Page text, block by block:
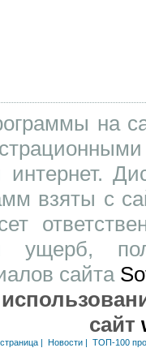
на
интернет.
взяты с
ущерб,
сайта
сайт
| Новости| ТОП-100